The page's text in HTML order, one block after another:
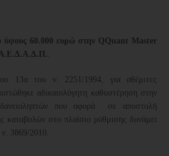
ύψους 60.000 ευρώ στην QQuant Master
13α του ν. 2251/1994, για αθέμιτες
αδικαιολόγητη καθυστέρηση στην
δανειοληπτών που αφορά σε αποστολή
καταβολών στο πλαίσιο ρύθμισης δυνάμει
3869/2010.